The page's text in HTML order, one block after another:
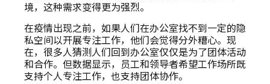
境，这种需求变得更为强烈。
在疫情出现之前，如果人们在办公室找不到一定的隐
私空间以开展专注工作，他们会觉得分外糟心。现
在，很多人猜测人们回到办公室仅仅是为了团体活动
和合作。但数据显示，员工和领导者希望工作场所既
支持个人专注工作，也支持团体协作。